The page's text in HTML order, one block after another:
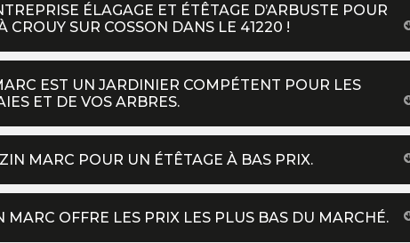
ÉLAGAGE ET ÉTÊTAGE D’ARBUSTE POUR
CROUY SUR COSSON DANS LE 41220 !
EST UN JARDINIER COMPÉTENT POUR LES
ET DE VOS ARBRES.
MARC POUR UN ÉTÊTAGE À BAS PRIX.
MARC OFFRE LES PRIX LES PLUS BAS DU MARCHÉ.